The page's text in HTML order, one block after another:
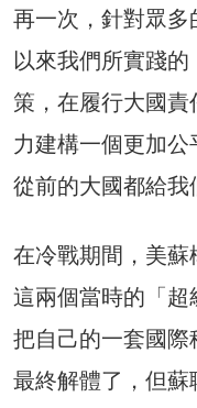
再一次，針對眾
以來我們所實踐
策，在履行大國
力建構一個更加公
從前的大國都給我
在冷戰期間，美
這兩個當時的「
把自己的一套國
最終解體了，但